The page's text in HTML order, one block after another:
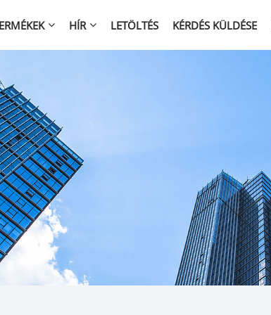
HÍR LETÖLTÉS KÉRDÉS KÜLDÉSE